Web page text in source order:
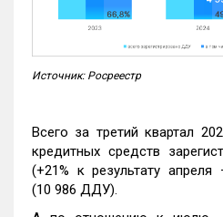
Источник: Росреестр
Всего за третий квартал
кредитных средств
(+21% к результату
(10 986 ДДУ).